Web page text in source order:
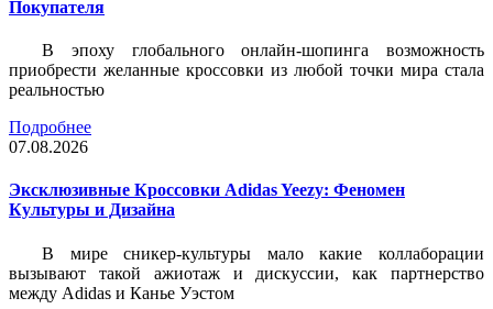
Покупателя
В эпоху глобального онлайн-шопинга возможность
приобрести желанные кроссовки из любой точки мира стала
реальностью
Подробнее
07.08.2026
Эксклюзивные Кроссовки Adidas Yeezy: Феномен
Культуры и Дизайна
В мире сникер-культуры мало какие коллаборации
вызывают такой ажиотаж и дискуссии, как партнерство
между Adidas и Канье Уэстом